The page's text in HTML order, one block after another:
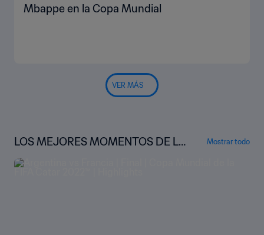
Mbappe en la Copa Mundial
VER MÁS
LOS MEJORES MOMENTOS DE LA
COPA MUNDIAL
Mostrar todo